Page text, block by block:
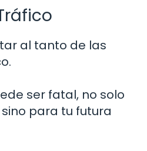
al tanto de las
ser fatal, no solo
para tu futura